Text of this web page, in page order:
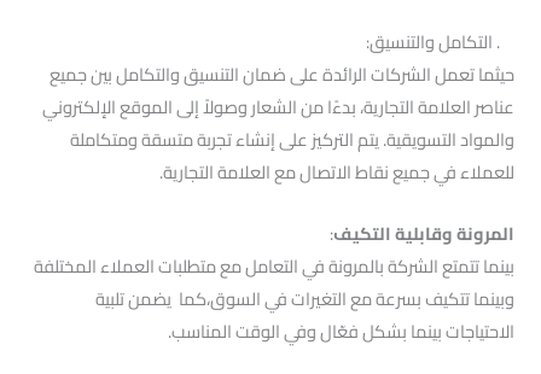
. التكامل والتنسيق:
حيثما تعمل الشركات الرائدة على ضمان التنسيق والتكامل بين جميع
عناصر العلامة التجارية، بدءًا من الشعار وصولاً إلى الموقع الإلكتروني
والمواد التسويقية. يتم التركيز على إنشاء تجربة متسقة ومتكاملة
للعملاء في جميع نقاط الاتصال مع العلامة التجارية.
المرونة وقابلية التكيف:
بينما تتمتع الشركة بالمرونة في التعامل مع متطلبات العملاء المختلفة
وبينما تتكيف بسرعة مع التغيرات في السوق،كما يضمن تلبية
الاحتياجات بينما بشكل فعّال وفي الوقت المناسب.